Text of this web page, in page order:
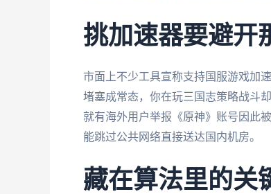
挑加速器要避开
市面上不少工具宣称支持国服游戏加
堵塞成常态，你在玩三国志策略战斗
就有海外用户举报《原神》账号因此
能跳过公共网络直接送达国内机房。
藏在算法里的关